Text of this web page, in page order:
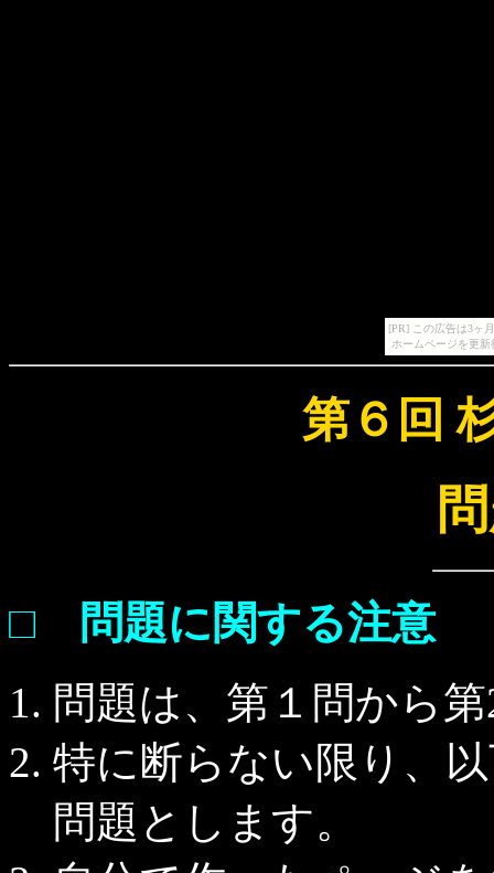
[PR] この広告は3ヶ
ホームページを更
第６回
□ 問題に関する注意
問題は、第１問から
特に断らない限り、
問題とします。